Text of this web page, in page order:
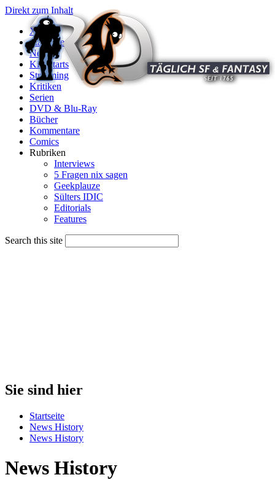
Direkt zum Inhalt
X
Startseite
News
Kinostarts
Streaming
Kritiken
Serien
DVD & Blu-Ray
Bücher
Kommentare
Comics
Rubriken
Interviews
5 Fragen nix sagen
Geekplauze
Sülters IDIC
Editorials
Features
Search this site
Sie sind hier
Startseite
News History
News History
News History